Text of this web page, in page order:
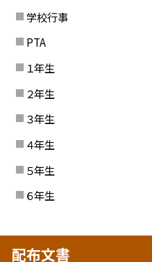
学校行事
PTA
１年生
２年生
３年生
４年生
５年生
６年生
配布文書